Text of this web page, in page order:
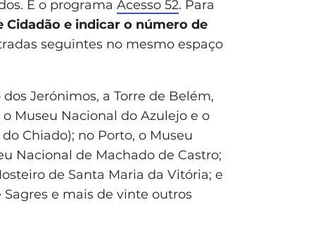
É o programa Acesso 52. Para
Cidadão e indicar o número de
seguintes no mesmo espaço
Jerónimos, a Torre de Belém,
Museu Nacional do Azulejo e o
Chiado); no Porto, o Museu
Nacional de Machado de Castro;
de Santa Maria da Vitória; e
e mais de vinte outros